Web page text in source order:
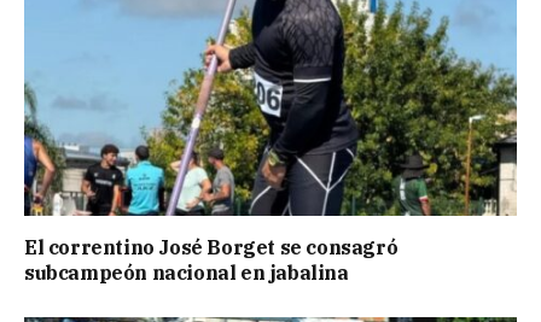
El correntino José Borget se consagró
subcampeón nacional en jabalina